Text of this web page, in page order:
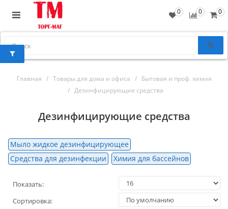
0
0
0
Главная Товары для дома и офиса
Бытовая и проф. химия
Дезинфицирующие средства
Дезинфицирующие средства
Мыло жидкое дезинфицирующее
Средства для дезинфекции
Химия для бассейнов
Показать:
Сортировка: